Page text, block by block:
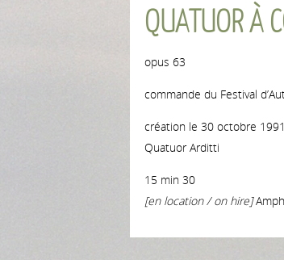
QUATUOR À
opus 63
commande du Festival
création le 30 octobre
Quatuor Arditti
15 min 30
[en location / on hire]